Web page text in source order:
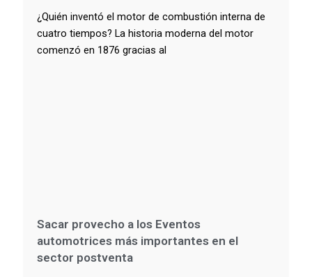
¿Quién inventó el motor de combustión interna de
cuatro tiempos? La historia moderna del motor
comenzó en 1876 gracias al
Sacar provecho a los Eventos
automotrices más importantes en el
sector postventa